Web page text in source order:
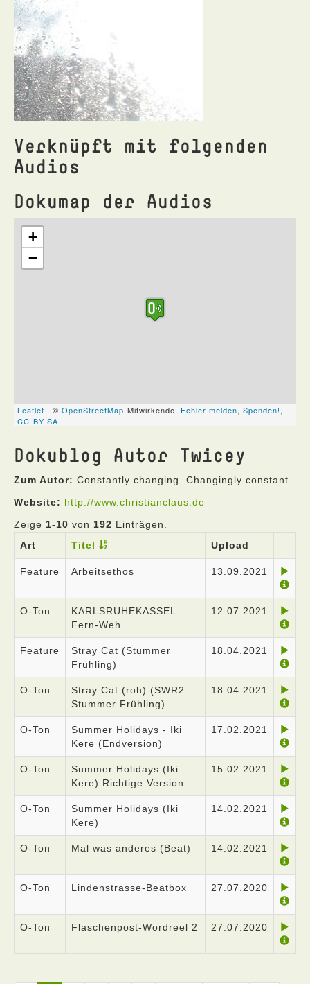
Verknüpft mit folgenden
Audios
Dokumap der Audios
Dokublog Autor Twicey
Zum Autor: Constantly changing. Changingly constant.
Website: http://www.christianclaus.de
Zeige 1-10 von 192 Einträgen.
Art
Titel Upload
Feature Arbeitsethos 13.09.2021
O-Ton
KARLSRUHEKASSEL
Fern-Weh
12.07.2021
Feature
Stray Cat (Stummer
Frühling)
18.04.2021
O-Ton
Stray Cat (roh) (SWR2
Stummer Frühling)
18.04.2021
O-Ton
Summer Holidays - Iki
Kere (Endversion)
17.02.2021
O-Ton
Summer Holidays (Iki
Kere) Richtige Version
15.02.2021
O-Ton
Summer Holidays (Iki
Kere)
14.02.2021
O-Ton Mal was anderes (Beat) 14.02.2021
O-Ton Lindenstrasse-Beatbox 27.07.2020
O-Ton Flaschenpost-Wordreel 2 27.07.2020